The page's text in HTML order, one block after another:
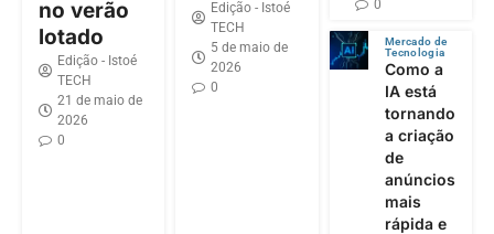
no verão
lotado
Edição - Istoé
TECH
21 de maio de
2026
0
Edição - Istoé
TECH
5 de maio de
2026
0
0
Mercado de
Tecnologia
Como a
IA está
tornando
a criação
de
anúncios
mais
rápida e